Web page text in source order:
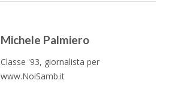
Michele Palmiero
Classe '93, giornalista per
www.NoiSamb.it